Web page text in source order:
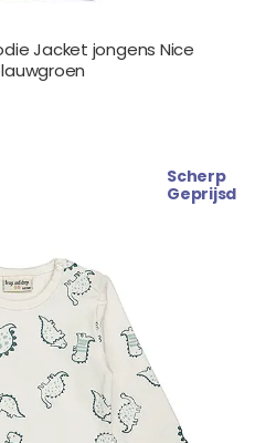
Jacket jongens Nice
Scherp
Geprijsd